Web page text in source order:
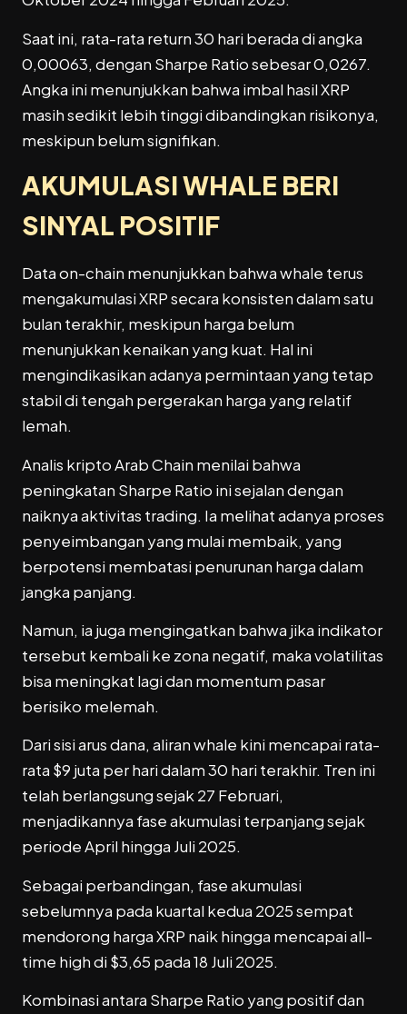
Saat ini, rata-rata return 30 hari berada di angka
0,00063, dengan Sharpe Ratio sebesar 0,0267.
Angka ini menunjukkan bahwa imbal hasil XRP
masih sedikit lebih tinggi dibandingkan risikonya,
meskipun belum signifikan.
AKUMULASI WHALE BERI
SINYAL POSITIF
Data on-chain menunjukkan bahwa whale terus
mengakumulasi XRP secara konsisten dalam satu
bulan terakhir, meskipun harga belum
menunjukkan kenaikan yang kuat. Hal ini
mengindikasikan adanya permintaan yang tetap
stabil di tengah pergerakan harga yang relatif
lemah.
Analis kripto Arab Chain menilai bahwa
peningkatan Sharpe Ratio ini sejalan dengan
naiknya aktivitas trading. Ia melihat adanya proses
penyeimbangan yang mulai membaik, yang
berpotensi membatasi penurunan harga dalam
jangka panjang.
Namun, ia juga mengingatkan bahwa jika indikator
tersebut kembali ke zona negatif, maka volatilitas
bisa meningkat lagi dan momentum pasar
berisiko melemah.
Dari sisi arus dana, aliran whale kini mencapai rata-
rata $9 juta per hari dalam 30 hari terakhir. Tren ini
telah berlangsung sejak 27 Februari,
menjadikannya fase akumulasi terpanjang sejak
periode April hingga Juli 2025.
Sebagai perbandingan, fase akumulasi
sebelumnya pada kuartal kedua 2025 sempat
mendorong harga XRP naik hingga mencapai all-
time high di $3,65 pada 18 Juli 2025.
Kombinasi antara Sharpe Ratio yang positif dan